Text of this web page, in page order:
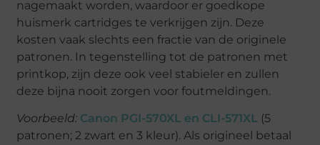
nagemaakt worden, waardoor er goedkope
huismerk cartridges te verkrijgen zijn. Deze
kosten vaak slechts een fractie van de originele
patronen. In tegenstelling tot de patronen met
printkop, zijn deze ook veel stabieler en zullen
deze bijna nooit zorgen voor foutmeldingen.
Voorbeeld: Canon PGI-570XL en CLI-571XL (5
patronen; 2 zwart en 3 kleur). Als origineel betaal